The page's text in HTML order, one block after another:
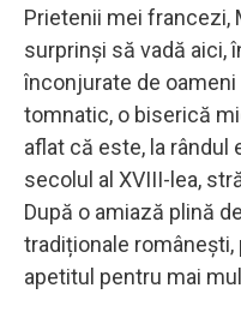
Prietenii mei francezi,
surprinși să vadă aici,
înconjurate de
tomnatic, o biserică
aflat că este, la rândul
secolul al XVIII-lea,
După o amiază plină
tradiționale
apetitul pentru mai